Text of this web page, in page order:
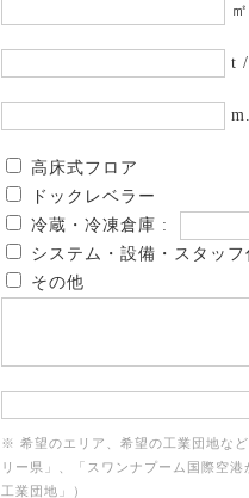
㎡
t
高床式フロア
ドックレベラー
冷蔵・冷凍倉庫 :
システム・設備・スタッ
その他
※ 希望のエリア、希望の工業団地な
リー県」、「スワンナプーム国際空
工業団地」）